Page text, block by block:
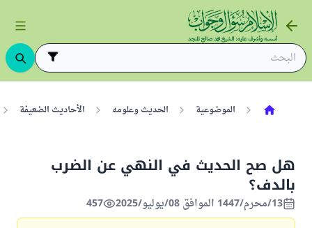
الموضوعية الحديث وعلومه الأحاديث الضعيفة
هل صح الحديث في النهي عن الضرب
بالدف؟
13/محرم/1447 الموافق 08/يوليو/2025 457